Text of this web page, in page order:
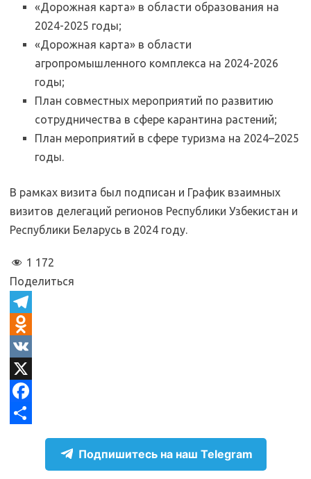
«Дорожная карта» в области образования на
2024-2025 годы;
«Дорожная карта» в области
агропромышленного комплекса на 2024-2026
годы;
План совместных мероприятий по развитию
сотрудничества в сфере карантина растений;
План мероприятий в сфере туризма на 2024–2025
годы.
В рамках визита был подписан и График взаимных
визитов делегаций регионов Республики Узбекистан и
Республики Беларусь в 2024 году.
1 172
Поделиться
T
e
e
g
O
d
n
o
V
KX
F
Подпишитесь на наш Telegram